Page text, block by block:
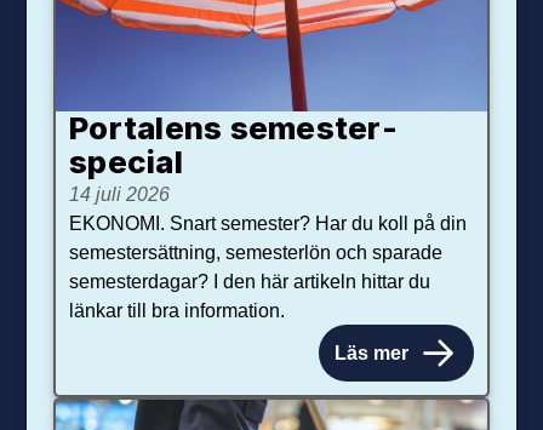
Portalens semester­
special
14 juli 2026
EKONOMI. Snart semester? Har du koll på din
semestersättning, semesterlön och sparade
semesterdagar? I den här artikeln hittar du
länkar till bra information.
Läs mer